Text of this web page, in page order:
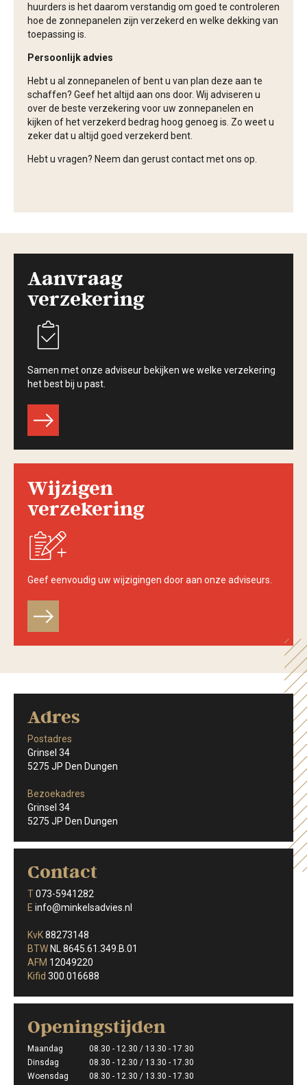
huurders is het daarom verstandig om goed te controleren
hoe de zonnepanelen zijn verzekerd en welke dekking van
toepassing is.
Persoonlijk advies
Hebt u al zonnepanelen of bent u van plan deze aan te
schaffen? Geef het altijd aan ons door. Wij adviseren u
over de beste verzekering voor uw zonnepanelen en
kijken of het verzekerd bedrag hoog genoeg is. Zo weet u
zeker dat u altijd goed verzekerd bent.
Hebt u vragen? Neem dan gerust contact met ons op.
Aanvraag
verzekering
Samen met onze adviseur bekijken we welke verzekering
het best bij u past.
Wijzigen
verzekering
Geef eenvoudig uw wijzigingen door aan onze adviseurs.
Adres
Postadres
Grinsel 34
5275 JP Den Dungen
Bezoekadres
Grinsel 34
5275 JP Den Dungen
Contact
T073-5941282
E info@minkelsadvies.nl
KvK88273148
BTW NL 8645.61.349.B.01
AFM 12049220
Kifid 300.016688
Openingstijden
Maandag
08.30 - 12.30 / 13.30 - 17.30
Dinsdag
08.30 - 12.30 / 13.30 - 17.30
Woensdag
08.30 - 12.30 / 13.30 - 17.30